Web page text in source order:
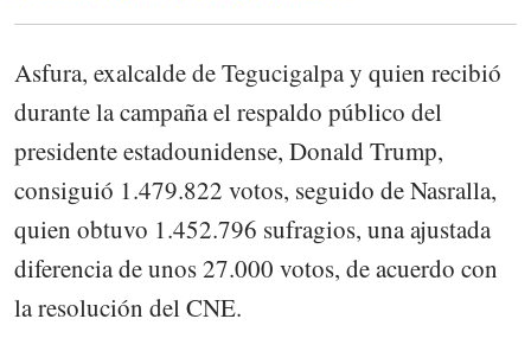
Asfura, exalcalde de Tegucigalpa y quien recibió
durante la campaña el respaldo público del
presidente estadounidense, Donald Trump,
consiguió 1.479.822 votos, seguido de Nasralla,
quien obtuvo 1.452.796 sufragios, una ajustada
diferencia de unos 27.000 votos, de acuerdo con
la resolución del CNE.